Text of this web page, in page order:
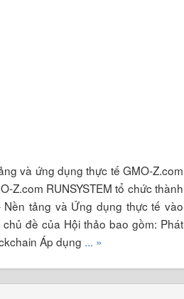
và ứng dụng thực tế GMO-Z.com
Z.com RUNSYSTEM tổ chức thành
Nền tảng và Ứng dụng thực tế vào
đề của Hội thảo bao gồm: Phát
Áp dụng ... »